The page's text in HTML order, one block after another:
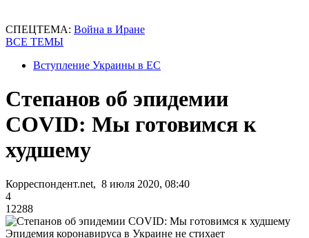
СПЕЦТЕМА: Война в Иране
ВСЕ ТЕМЫ
Вступление Украины в ЕС
Степанов об эпидемии
COVID: Мы готовимся к
худшему
Корреспондент.net, 8 июля 2020, 08:40
4
12288
Эпидемия коронавируса в Украине не стихает